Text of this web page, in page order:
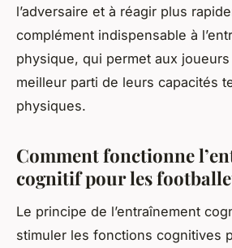
l’adversaire et à réagir plus
complément indispensable à
physique, qui permet aux
meilleur parti de leurs capacités
physiques.
Comment fonctionne
cognitif pour les
Le principe de l’entraînement
stimuler les fonctions cognitives